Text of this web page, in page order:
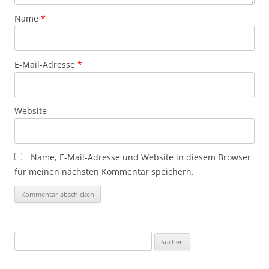
Name *
E-Mail-Adresse *
Website
Name, E-Mail-Adresse und Website in diesem Browser
für meinen nächsten Kommentar speichern.
nach: